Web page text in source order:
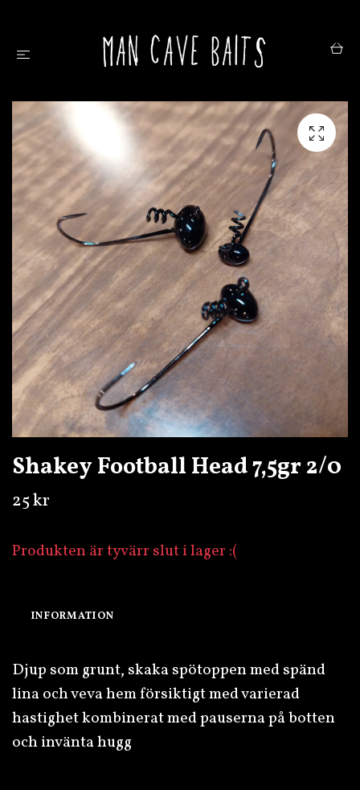
Shakey Football Head 7,5gr 2/0
25 kr
Produkten är tyvärr slut i lager :(
INFORMATION
Djup som grunt, skaka spötoppen med spänd
lina och veva hem försiktigt med varierad
hastighet kombinerat med pauserna på botten
och invänta hugg